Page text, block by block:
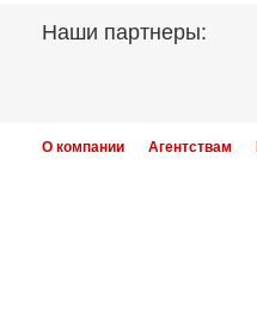
Наши партнеры:
О компании Агентствам